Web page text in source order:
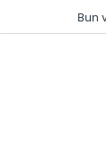
Bun